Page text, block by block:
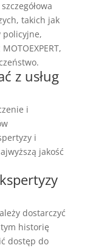
takich jak
policyjne,
z usług
i
i
jakość
dostarczyć
historię
dostęp do